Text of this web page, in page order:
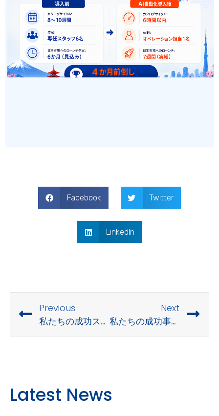
Facebook Twitter
LinkedIn
Previous
私たちの成功ストーリー – 電子商取引データインフラの変革
Next
私たちの成功事例ー AIを活用した商品データオンボーディング
Latest News